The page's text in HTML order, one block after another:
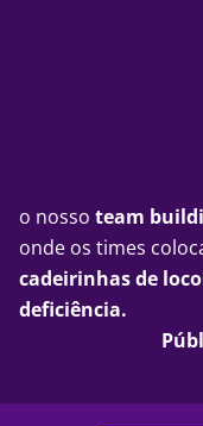
o nosso team
onde os times
cadeirinhas de
deficiência.